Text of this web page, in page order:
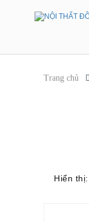
Trang chủ
Hiển thị: